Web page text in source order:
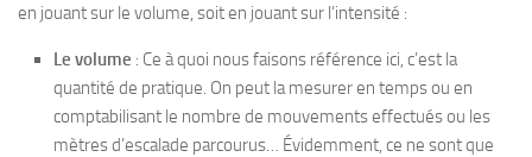
en jouant sur le volume, soit en jouant sur l’intensité :
Le volume : Ce à quoi nous faisons référence ici, c’est la
quantité de pratique. On peut la mesurer en temps ou en
comptabilisant le nombre de mouvements effectués ou les
mètres d’escalade parcourus… Évidemment, ce ne sont que